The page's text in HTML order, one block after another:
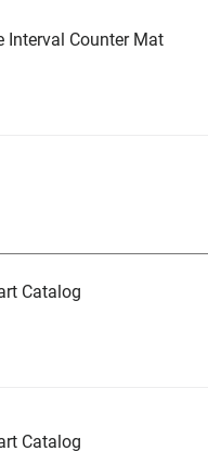
Interval Counter Mat
Catalog
Catalog